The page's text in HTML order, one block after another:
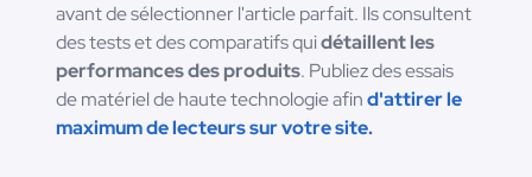
avant de sélectionner l'article parfait. Ils consultent
des tests et des comparatifs quidétaillent les
performances des produits. Publiez des essais
de matériel de haute technologie afind'attirer le
maximum de lecteurs sur votre site.